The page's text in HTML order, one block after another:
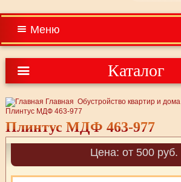
Меню
Каталог
Главная Обустройство квартир и дома
Плинтус МДФ 463-977
Плинтус МДФ 463-977
Цена: от 500 руб.